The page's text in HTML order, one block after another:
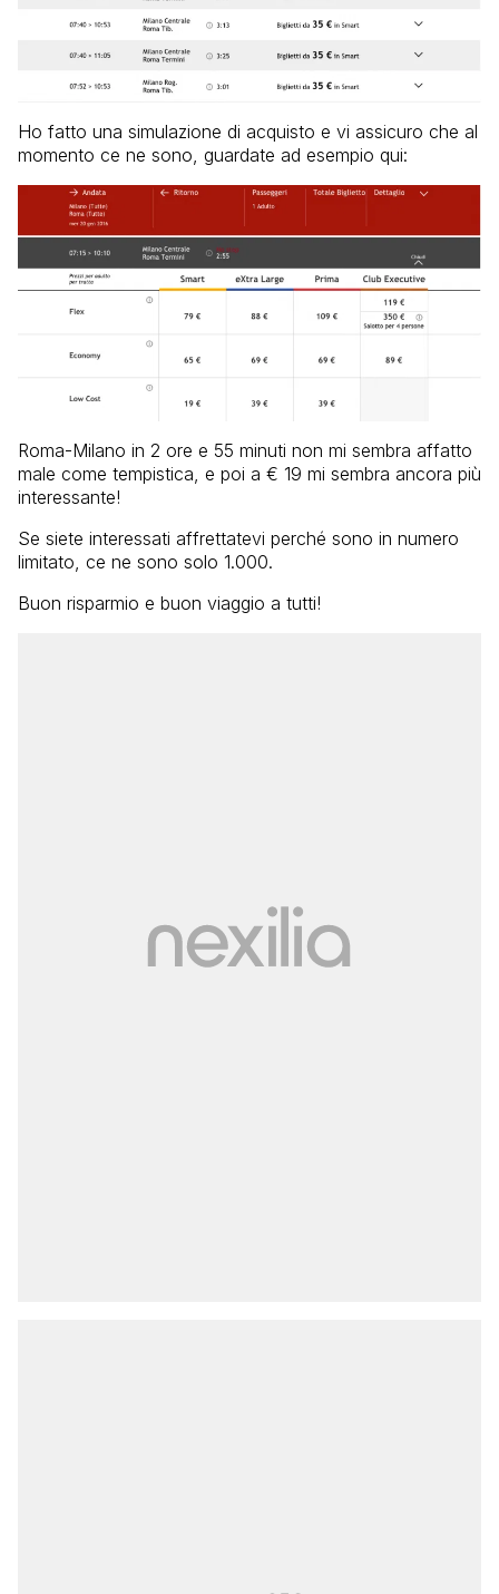
Ho fatto una simulazione di acquisto e vi assicuro che al
momento ce ne sono, guardate ad esempio qui:
Roma-Milano in 2 ore e 55 minuti non mi sembra affatto
male come tempistica, e poi a € 19 mi sembra ancora più
interessante!
Se siete interessati affrettatevi perché sono in numero
limitato, ce ne sono solo 1.000.
Buon risparmio e buon viaggio a tutti!